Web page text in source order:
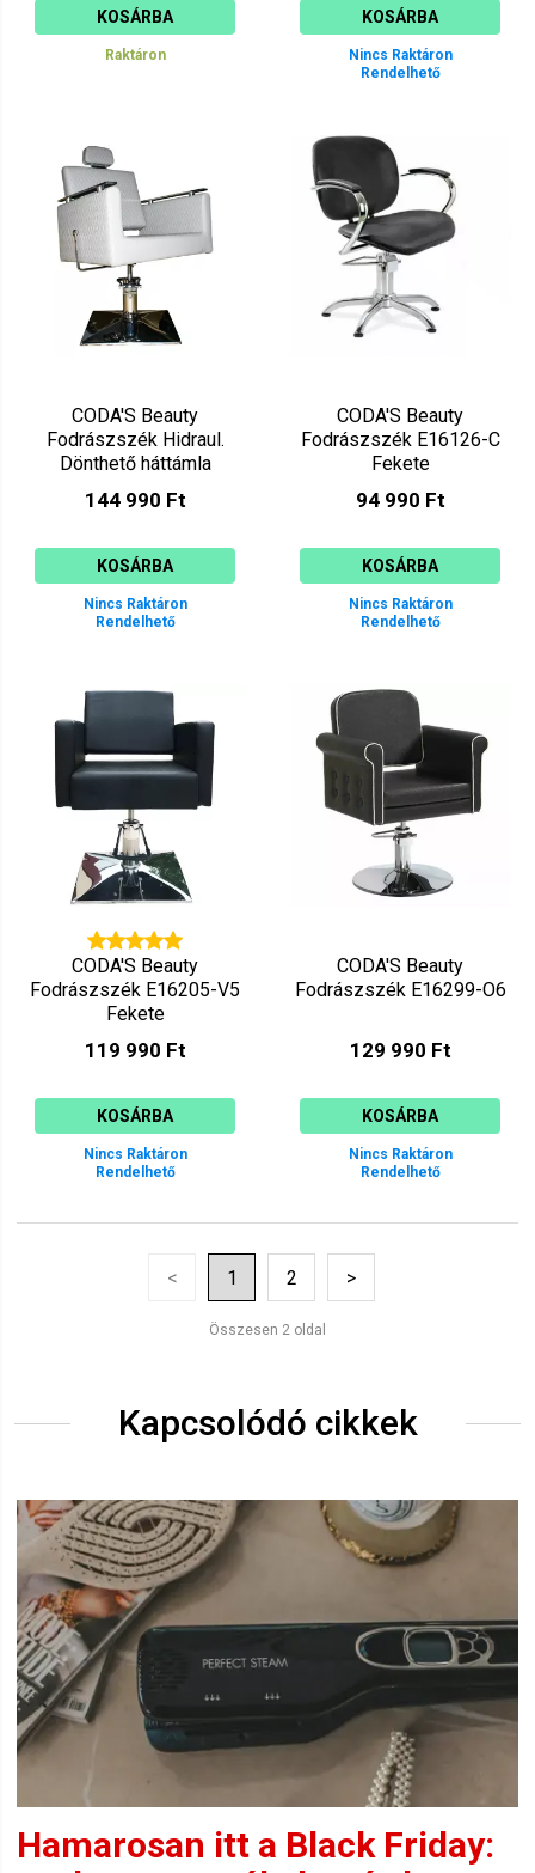
KOSÁRBA
Raktáron
KOSÁRBA
Nincs Raktáron
Rendelhető
CODA'S Beauty
Fodrászszék Hidraul.
Dönthető háttámla
E131265-V5 Matt Bézs-
szürke
144 990 Ft
KOSÁRBA
Nincs Raktáron
Rendelhető
CODA'S Beauty
Fodrászszék E16126-C
Fekete
94 990 Ft
KOSÁRBA
Nincs Raktáron
Rendelhető
CODA'S Beauty
Fodrászszék E16205-V5
Fekete
119 990 Ft
KOSÁRBA
Nincs Raktáron
Rendelhető
CODA'S Beauty
Fodrászszék E16299-O6
129 990 Ft
KOSÁRBA
Nincs Raktáron
Rendelhető
< 1 2 >
Összesen 2 oldal
Kapcsolódó cikkek
Hamarosan itt a Black Friday: